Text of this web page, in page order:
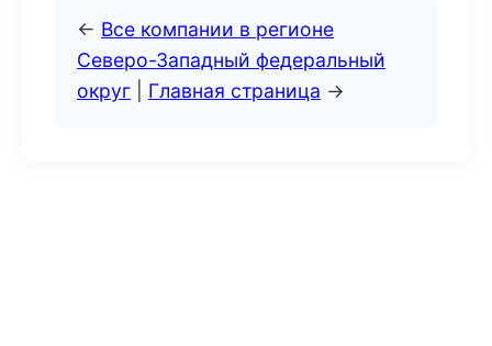
← Все компании в регионе
Северо-Западный федеральный
округ
Главная страница →